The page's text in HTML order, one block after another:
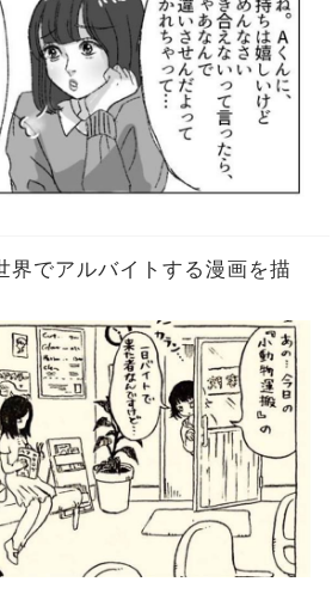
界でアルバイトする漫画を描